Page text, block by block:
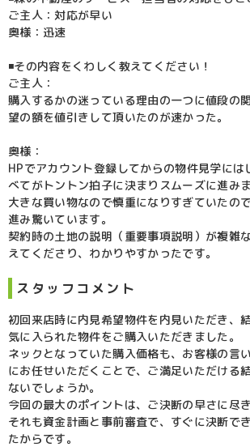
ご主人：対応が早い
奥様：迅速
◾️その内容をくわしく教えてください！
ご主人：
購入するかの迷っている理由の一つに値段の
望の額を値引きして頂いたのが速かった。
奥様：
HPでアカウント登録してからの物件見学には
べてがトントン拍子に決まりスムーズに進みま
大きな買い物なので慎重になりすぎていたの
進み驚いています。
契約時の土地の説明（重要事項説明）が複雑
えてくださり、わかりやすかったです。
スタッフコメント
初回来店時に内見希望物件を内見いただき、
気に入られた物件をご購入いただきました。
ネックとなっていた購入価格も、お客様の言
にお任せいただくことで、ご満足いただける
ないでしょうか。
今回の最大のポイントは、ご決断の早さに尽
それも資金計画と事前審査で、すぐに決断で
たからです。